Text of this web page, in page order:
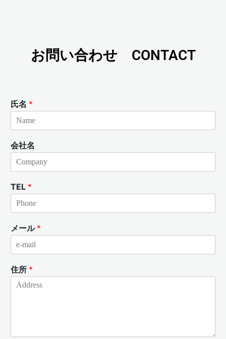
お問い合わせ CONTACT
氏名 *
会社名
TEL *
メール *
住所 *